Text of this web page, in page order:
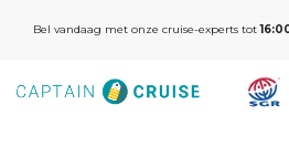
Bel vandaag met onze cruise-experts tot